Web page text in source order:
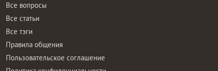
Все вопросы
Все статьи
Все тэги
Правила общения
Пользовательское соглашение